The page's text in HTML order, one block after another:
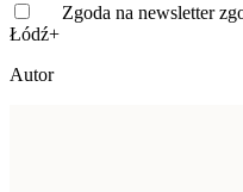
Zgoda na newsletter
Łódź+
Autor